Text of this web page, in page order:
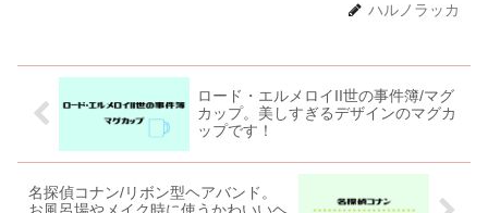
ハルノラッカ
ロード・エルメロイII世の事件簿/マグ
カップ。美しすぎるデザインのマグカ
ップです！
名探偵コナン/リボン型ヘアバンド。